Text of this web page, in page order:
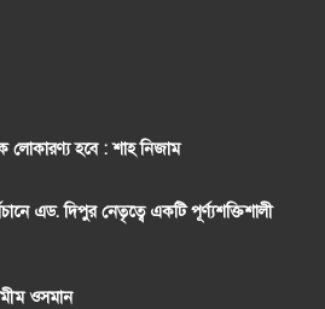
লোকারণ্য হবে : শাহ নিজাম
এড. দিপুর নেতৃত্বে একটি পূর্ণ্যশক্তিশালী
ওসমান